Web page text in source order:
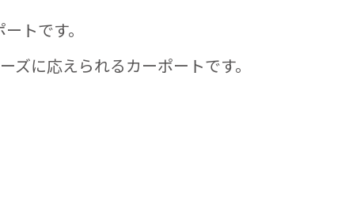
トです。
に応えられるカーポートです。